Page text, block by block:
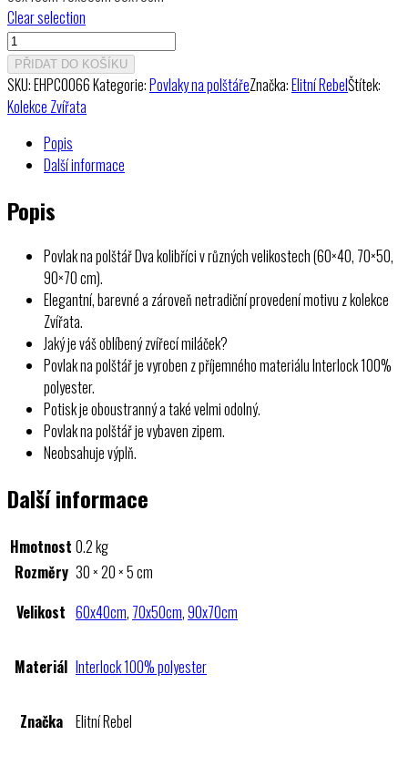
Clear selection
Povlak
na
polštář
Dva
množství
PŘIDAT DO KOŠÍKU
SKU:EHPC0066Kategorie:Povlaky na polštářeZnačka:Elitní RebelŠtítek:
Kolekce Zvířata
Popis
Další informace
Popis
Povlak na polštář Dva kolibříci v různých velikostech (60×40, 70×50,
90×70 cm).
Elegantní, barevné a zároveň netradiční provedení motivu z kolekce
Zvířata.
Jaký je váš oblíbený zvířecí miláček?
Povlak na polštář je vyroben z příjemného materiálu Interlock 100%
polyester.
Potisk je oboustranný a také velmi odolný.
Povlak na polštář je vybaven zipem.
Neobsahuje výplň.
Další informace
Hmotnost 0.2 kg
Rozměry 30 × 20 × 5 cm
Velikost 60x40cm, 70x50cm,90x70cm
Materiál Interlock 100% polyester
Značka Elitní Rebel